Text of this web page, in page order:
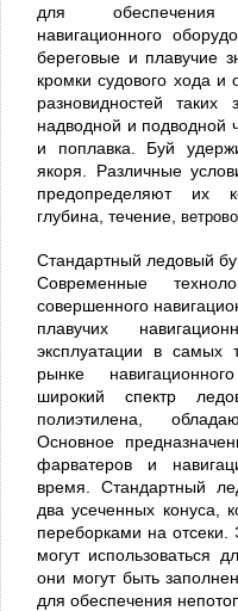
для обеспечения
навигационного
береговые и плавучие
кромки судового хода и
разновидностей
надводной и подводной
и поплавка. Буй
якоря. Различные
предопределяют их
глубина, течение,
Стандартный ледовый
Современные
совершенного
плавучих
эксплуатации в самых
рынке
широкий спектр
полиэтилена,
Основное
фарватеров и
время. Стандартный
два усеченных конуса,
переборками на
могут использоваться
они могут быть
для обеспечения